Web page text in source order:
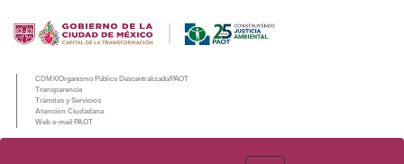
CDMX/Organismo Público Descentralizado/PAOT
Transparencia
Trámites y Servicios
Atención Ciudadana
Web e-mail PAOT